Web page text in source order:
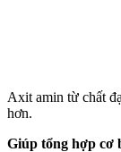
Axit amin từ chất
hơn.
Giúp tổng hợp cơ